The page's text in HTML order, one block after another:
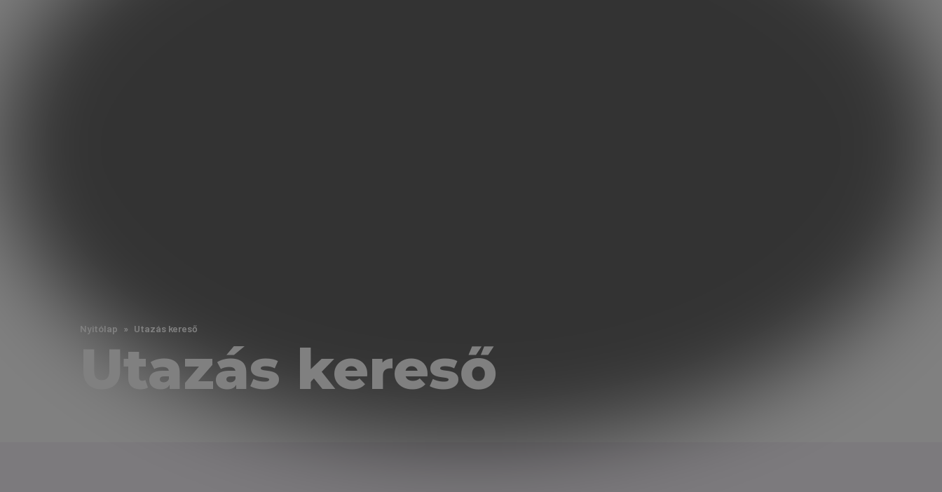
Nyitólap Utazás kereső
Utazás kereső